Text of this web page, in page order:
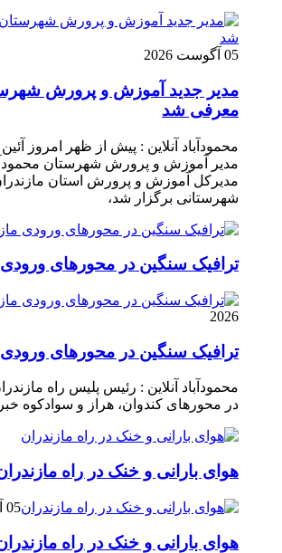
05 آگوست 2026
مدیر جدید آموزش و پرورش
معرفی شد
محمودآباد آنلاین : پیش از ظهر امروز
مدیر آموزش و پرورش شهرستان
مدیرکل آموزش و پرورش استان
شهرستانی برگزار شد،
ترافیک سنگین در محور‌های ورودی
2026
ترافیک سنگین در محور‌های ورودی
محمودآباد آنلاین : رئیس پلیس راه
در محور‌های کندوان، هراز و سوادکوه
هوای بارانی و خنک در راه
05 آگوست 2026
هوای بارانی و خنک در راه